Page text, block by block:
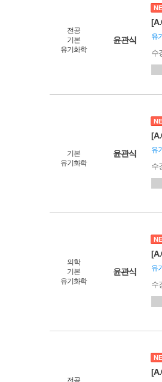
전공
기본
유기화학
윤관식 유
수
기본
유기화학
윤관식 유
수
의학
기본
유기화학
윤관식 유
수
전공